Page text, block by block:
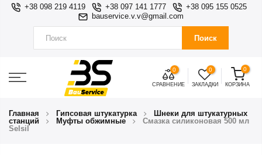
+38 098 219 4119 +38 097 141 1777
+38 095 155 0525
bauservice.v.v@gmail.com
Поиск
0
СРАВНЕНИЕ
0
ЗАКЛАДКИ
0
КОРЗИНА
Главная Гипсовая штукатурка
Шнеки для штукатурных
станций
Муфты обжимные
Cмазка силиконовая 500 мл
Selsil